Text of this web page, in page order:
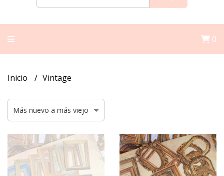
0
Inicio Vintage